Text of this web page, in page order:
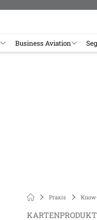
Business Aviation
Praxis